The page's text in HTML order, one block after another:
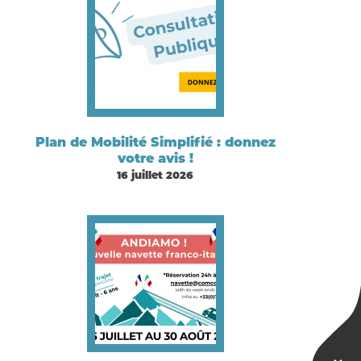
Plan de Mobilité Simplifié : donnez
votre avis !
16 juillet 2026